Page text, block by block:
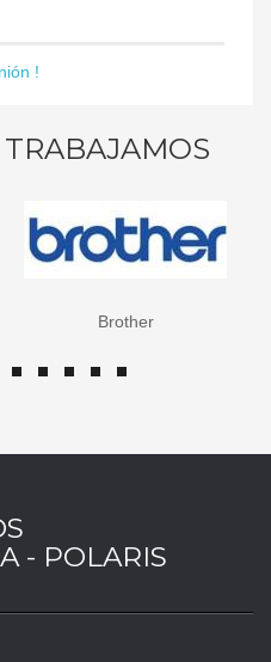
!
- POLARIS